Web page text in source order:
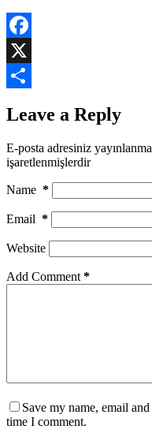
Facebook
X
Leave a Reply
E-posta adresiniz
işaretlenmişlerdir
Name *
Email *
Website
Add Comment *
Save my name, email
time I comment.